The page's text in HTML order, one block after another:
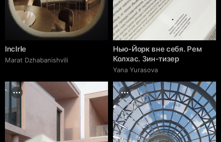
IncIrIe
Marat Dzhabanishvili
Нью-Йорк вне себя. Рем
Колхас. Зин-тизер
Yana Yurasova